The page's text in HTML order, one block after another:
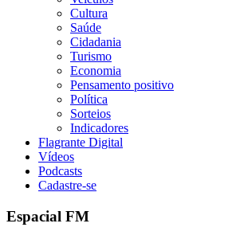
Cultura
Saúde
Cidadania
Turismo
Economia
Pensamento positivo
Política
Sorteios
Indicadores
Flagrante Digital
Vídeos
Podcasts
Cadastre-se
Espacial FM